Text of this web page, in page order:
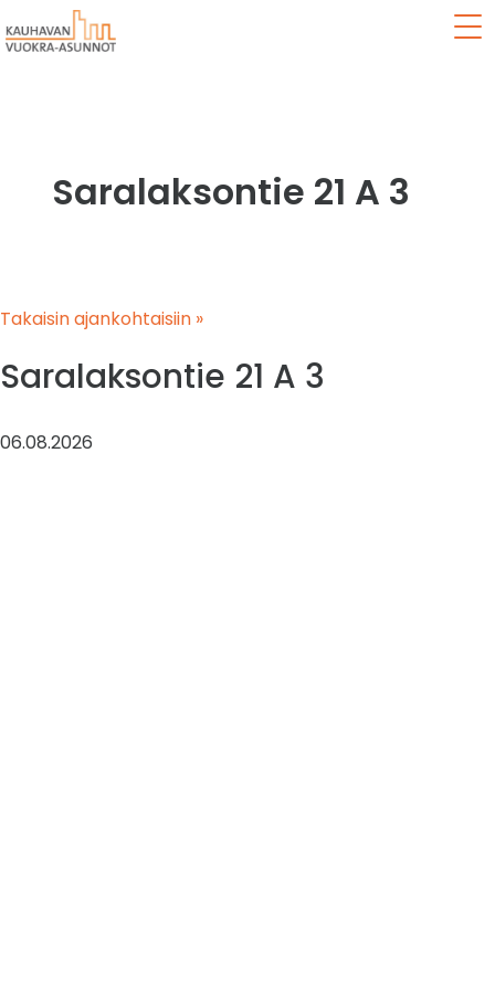
Saralaksontie 21 A 3
Takaisin ajankohtaisiin »
Saralaksontie 21 A 3
06.08.2026